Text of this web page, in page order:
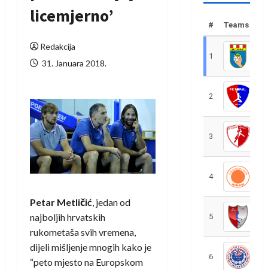
licemjerno’
Redakcija
31. Januara 2018.
Petar Metličić, jedan od
najboljih hrvatskih
rukometaša svih vremena,
dijeli mišljenje mnogih kako je
“peto mjesto na Europskom
# Teams
1
2
3
4
5
6